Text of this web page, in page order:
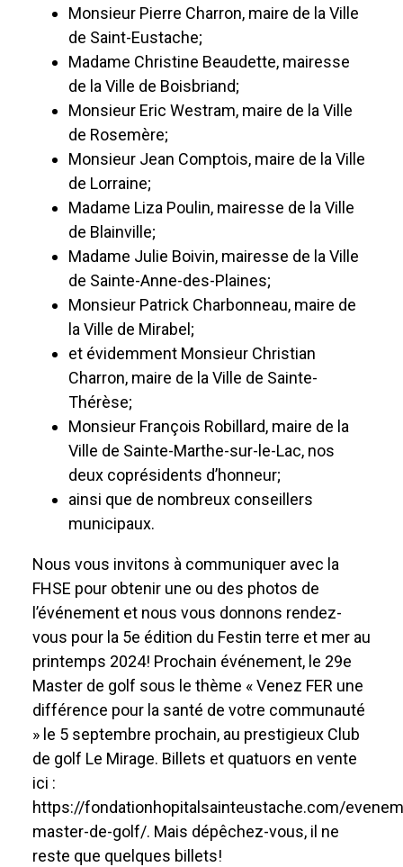
Monsieur Pierre Charron, maire de la Ville
de Saint-Eustache;
Madame Christine Beaudette, mairesse
de la Ville de Boisbriand;
Monsieur Eric Westram, maire de la Ville
de Rosemère;
Monsieur Jean Comptois, maire de la Ville
de Lorraine;
Madame Liza Poulin, mairesse de la Ville
de Blainville;
Madame Julie Boivin, mairesse de la Ville
de Sainte-Anne-des-Plaines;
Monsieur Patrick Charbonneau, maire de
la Ville de Mirabel;
et évidemment Monsieur Christian
Charron, maire de la Ville de Sainte-
Thérèse;
Monsieur François Robillard, maire de la
Ville de Sainte-Marthe-sur-le-Lac, nos
deux coprésidents d’honneur;
ainsi que de nombreux conseillers
municipaux.
Nous vous invitons à communiquer avec la
FHSE pour obtenir une ou des photos de
l’événement et nous vous donnons rendez-
vous pour la 5e édition du Festin terre et mer au
printemps 2024! Prochain événement, le 29e
Master de golf sous le thème « Venez FER une
différence pour la santé de votre communauté
» le 5 septembre prochain, au prestigieux Club
de golf Le Mirage. Billets et quatuors en vente
ici :
https://fondationhopitalsainteustache.com/
master-de-golf/. Mais dépêchez-vous, il ne
reste que quelques billets!